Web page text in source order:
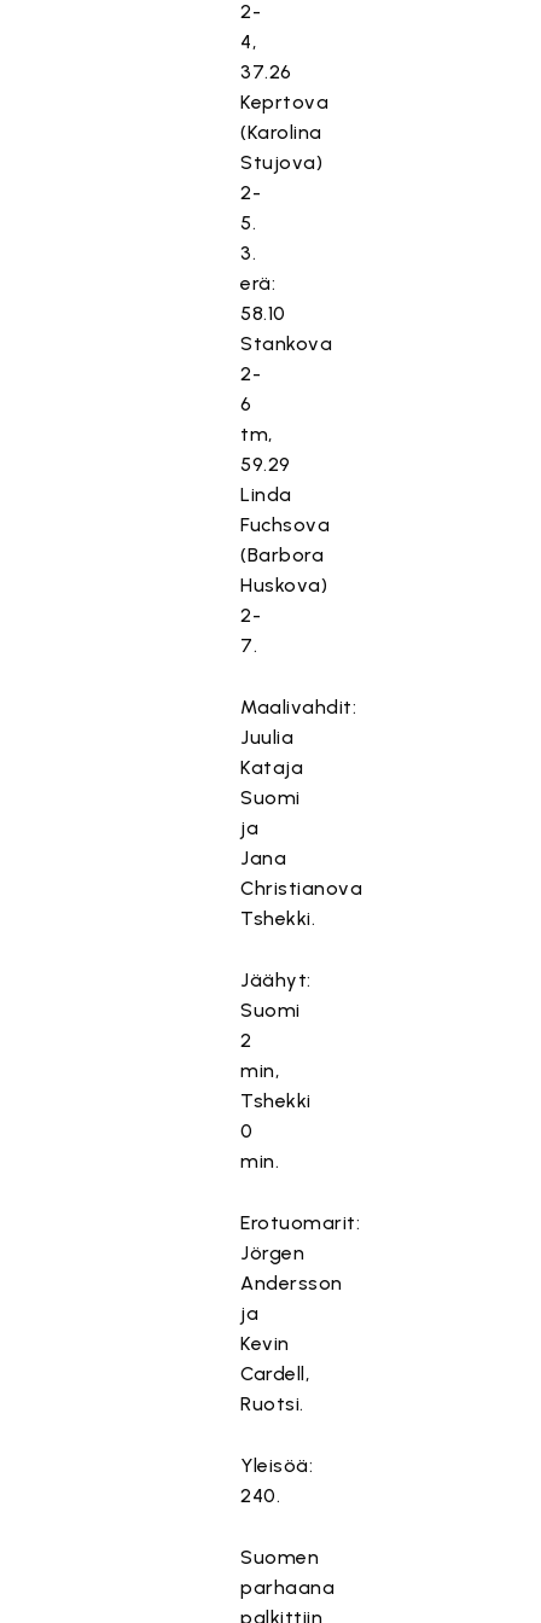
2-
4,
37.26
Keprtova
(Karolina
Stujova)
2-
5.
3.
erä:
58.10
Stankova
2-
6
tm,
59.29
Linda
Fuchsova
(Barbora
Huskova)
2-
7.
Maalivahdit:
Juulia
Kataja
Suomi
ja
Jana
Christianova
Tshekki.
Jäähyt:
Suomi
2
min,
Tshekki
0
min.
Erotuomarit:
Jörgen
Andersson
ja
Kevin
Cardell,
Ruotsi.
Yleisöä:
240.
Suomen
parhaana
palkittiin
T
ä
m
s
i
s
ä
o
e
s
e
t